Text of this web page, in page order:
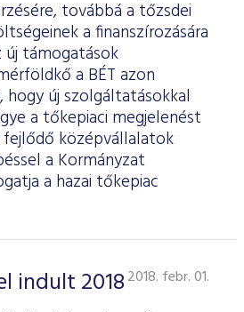
továbbá a tőzsdei
a finanszírozására
támogatások
a BÉT azon
hogy új szolgáltatásokkal
a tőkepiaci megjelenést
fejlődő középvállalatok
a Kormányzat
a hazai tőkepiac
indult 20182018. febr. 01.